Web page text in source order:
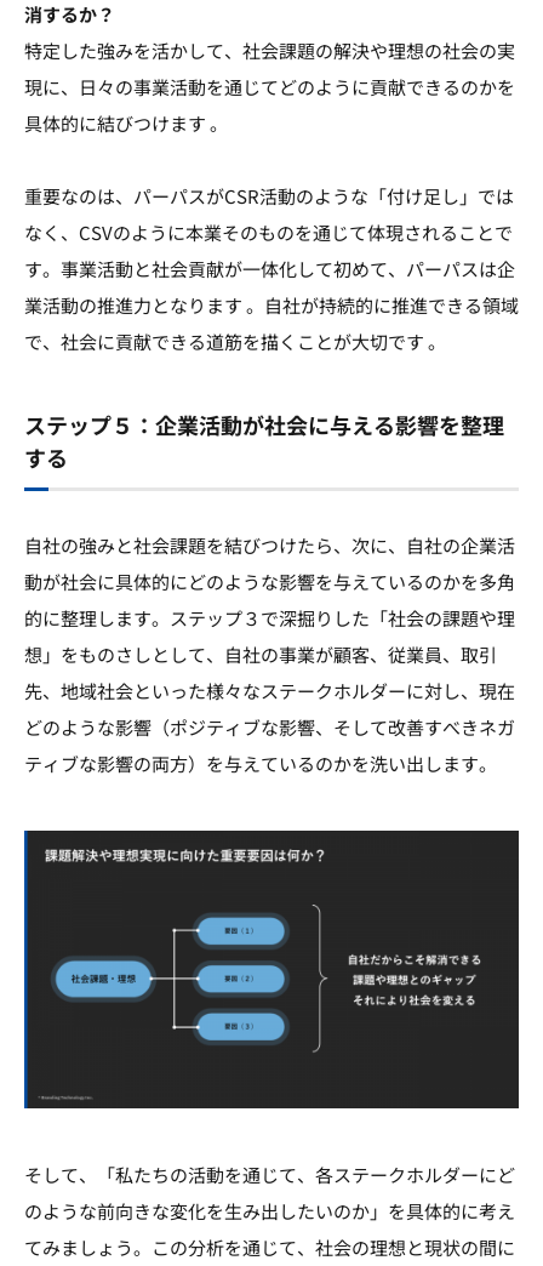
消するか？
特定した強みを活かして、社会課題の解決や理想の社会の実
現に、日々の事業活動を通じてどのように貢献できるのかを
具体的に結びつけます 。
重要なのは、パーパスがCSR活動のような「付け足し」では
なく、CSVのように本業そのものを通じて体現されることで
す。事業活動と社会貢献が一体化して初めて、パーパスは企
業活動の推進力となります 。自社が持続的に推進できる領域
で、社会に貢献できる道筋を描くことが大切です 。
ステップ５：企業活動が社会に与える影響を整理
する
自社の強みと社会課題を結びつけたら、次に、自社の企業活
動が社会に具体的にどのような影響を与えているのかを多角
的に整理します。ステップ３で深掘りした「社会の課題や理
想」をものさしとして、自社の事業が顧客、従業員、取引
先、地域社会といった様々なステークホルダーに対し、現在
どのような影響（ポジティブな影響、そして改善すべきネガ
ティブな影響の両方）を与えているのかを洗い出します。
そして、「私たちの活動を通じて、各ステークホルダーにど
のような前向きな変化を生み出したいのか」を具体的に考え
てみましょう。この分析を通じて、社会の理想と現状の間に